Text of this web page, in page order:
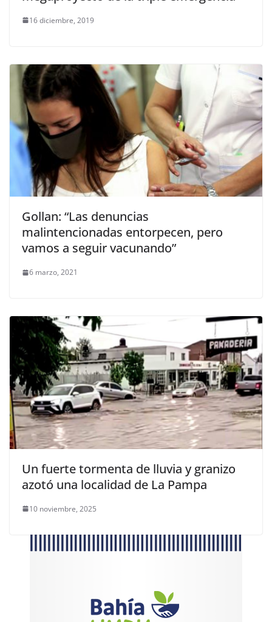
16 diciembre, 2019
Gollan: “Las denuncias
malintencionadas entorpecen, pero
vamos a seguir vacunando”
6 marzo, 2021
Un fuerte tormenta de lluvia y granizo
azotó una localidad de La Pampa
10 noviembre, 2025